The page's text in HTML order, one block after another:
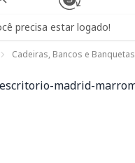
precisa estar logado!
Cadeiras, Bancos e Banquetas